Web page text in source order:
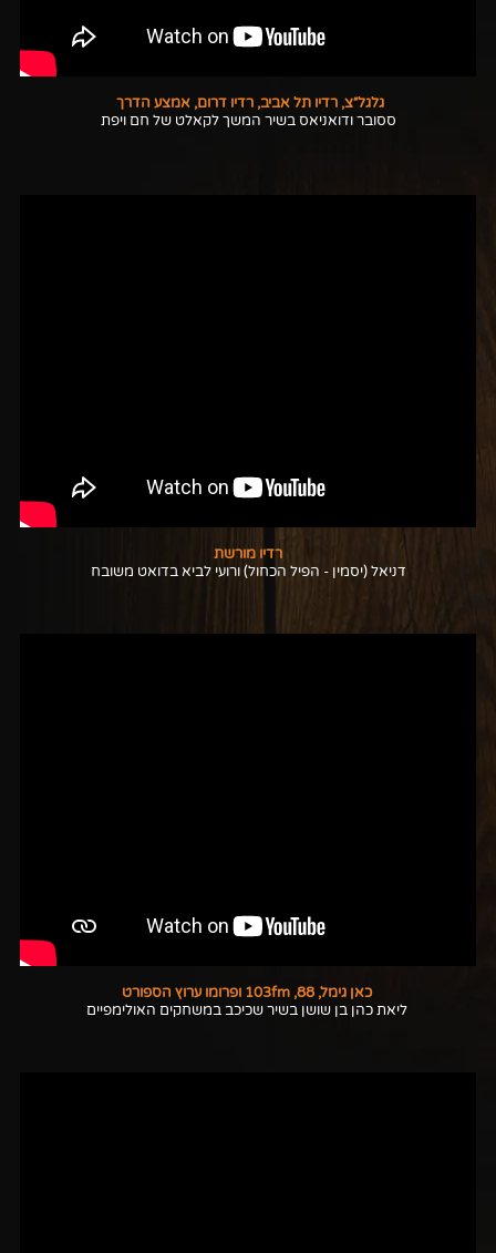
גלגל״צ, רדיו תל אביב, רדיו דרום, אמצע הדרך
ססובר ודואניאס בשיר המשך לקאלט של חם ויפת
רדיו מורשת
דניאל (יסמין - הפיל הכחול) ורועי לביא בדואט משובח
כאן גימל, 88, 103fm ופרומו ערוץ הספורט
ליאת כהן בן שושן בשיר שכיכב במשחקים האולימפיים